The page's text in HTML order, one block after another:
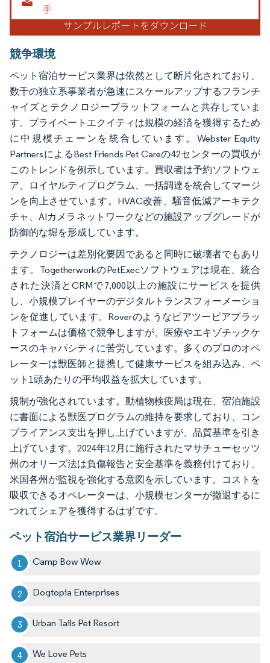
競争環境
ペット宿泊サービス業界は依然として断片化されており、
数千の独立系事業者が急速にスケールアップするフランチ
ャイズとテクノロジープラットフォームと共存していま
す。プライベートエクイティは規模の経済を獲得するため
に中規模チェーンを統合しています。Webster Equity
PartnersによるBest Friends Pet Careの42センターの買収が
このトレンドを例示しています。買収者は予約ソフトウェ
ア、ロイヤルティプログラム、一括調達を統合してマージ
ンを向上させています。HVAC改善、騒音低減アーキテク
チャ、AIカメラネットワークなどの施設アップグレードが
防御的な堀を形成しています。
テクノロジーは差別化要因であると同時に破壊者でもあり
ます。TogetherworkのPetExecソフトウェアは現在、統合
された決済とCRMで7,000以上の施設にサービスを提供
し、小規模プレイヤーのデジタルトランスフォーメーショ
ンを促進しています。Roverのようなピアツーピアプラッ
トフォームは価格で競争しますが、医療やエキゾチックケ
ースのキャパシティに苦労しています。多くのプロのオペ
レーターは獣医師と提携して健康サービスを組み込み、ペ
ット1頭あたりの平均収益を拡大しています。
規制が強化されています。動植物検疫局は現在、宿泊施設
に書面による獣医プログラムの維持を要求しており、コン
プライアンス支出を押し上げていますが、品質基準を引き
上げています。2024年12月に施行されたマサチューセッツ
州のオリーズ法は負傷報告と安全基準を義務付けており、
米国各州が監視を強化する意図を示しています。コストを
吸収できるオペレーターは、小規模センターが撤退するに
つれてシェアを獲得するはずです。
ペット宿泊サービス業界リーダー
Camp Bow Wow
Dogtopia Enterprises
Urban Tails Pet Resort
We Love Pets